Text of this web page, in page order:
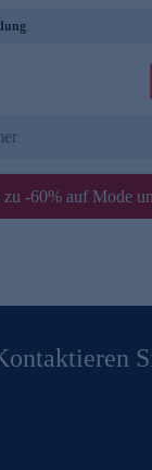
zu -60% auf Mode